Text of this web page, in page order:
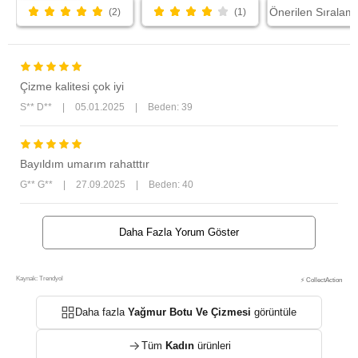
(2) (1)
Çizme kalitesi çok iyi
S** D** | 05.01.2025 | Beden: 39
Bayıldım umarım rahatttır
G** G** | 27.09.2025 | Beden: 40
Daha Fazla Yorum Göster
Kaynak: Trendyol ⚡ CollectAction
Daha fazlaYağmur Botu Ve Çizmesi görüntüle
Tüm Kadınürünleri